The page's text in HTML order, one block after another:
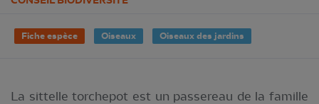
Fiche espèce Oiseaux Oiseaux des jardins
La sittelle torchepot est un passereau de la famille